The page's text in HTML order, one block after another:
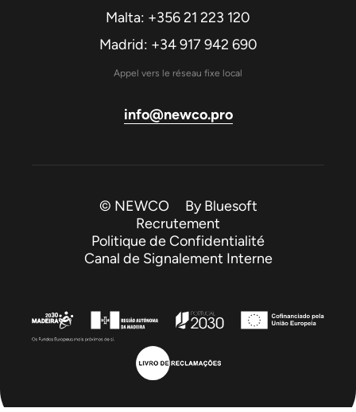
Malta: +356 21 223 120
Madrid: +34 917 942 690
Appel vers le réseau fixe local
info@newco.pro
© NEWCO ByBluesoft
Recrutement
Politique de Confidentialité
Canal de Signalement Interne